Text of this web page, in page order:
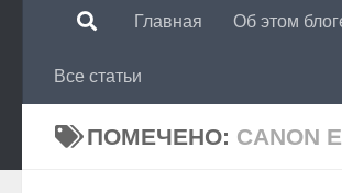
Главная Об этом
Все статьи
ПОМЕЧЕНО: CANON